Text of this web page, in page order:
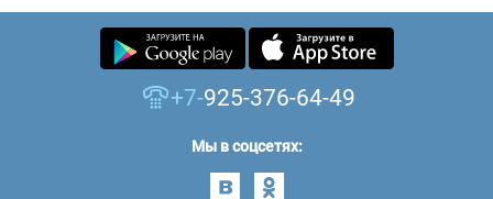
+7-925-376-64-49
Мы в соцсетях: